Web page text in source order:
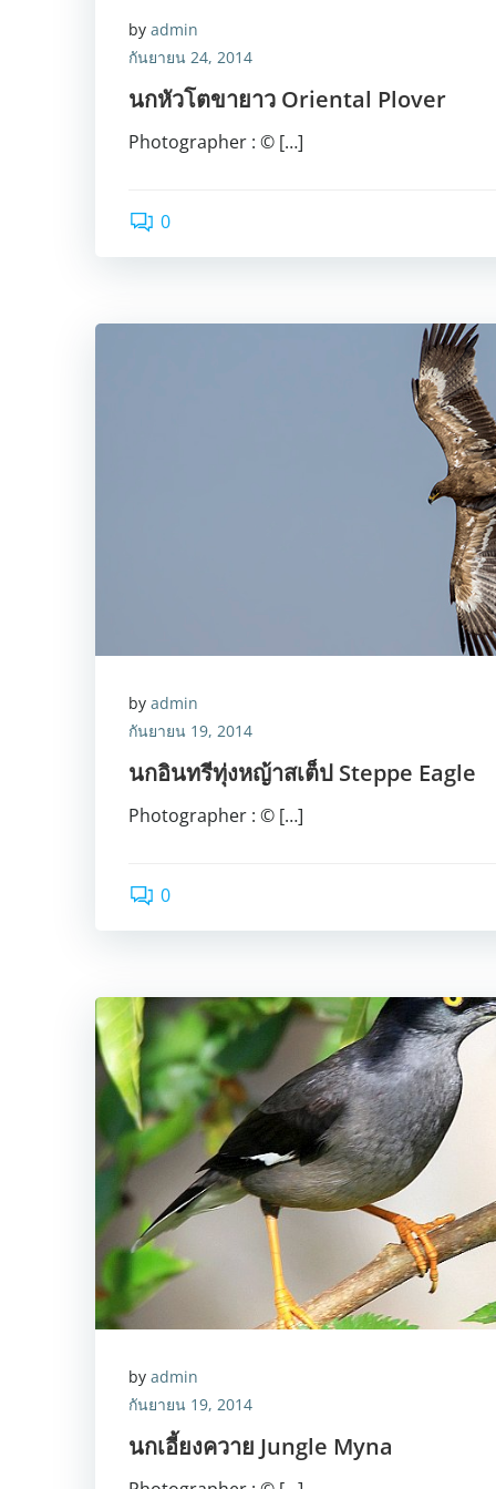
by admin
กันยายน 24, 2014
นกหัวโตขายาว Oriental Plover
Photographer : © […]
0
by admin
กันยายน 19, 2014
นกอินทรีทุ่งหญ้าสเต็ป Steppe Eagle
Photographer : © […]
0
by admin
กันยายน 19, 2014
นกเอี้ยงควาย Jungle Myna